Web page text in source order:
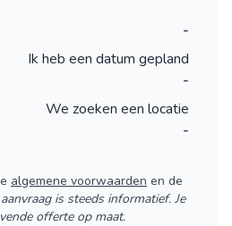
-
Ik heb een datum gepland
-
We zoeken een locatie
-
algemene voorwaarden en de
is steeds informatief. Je
offerte op maat.